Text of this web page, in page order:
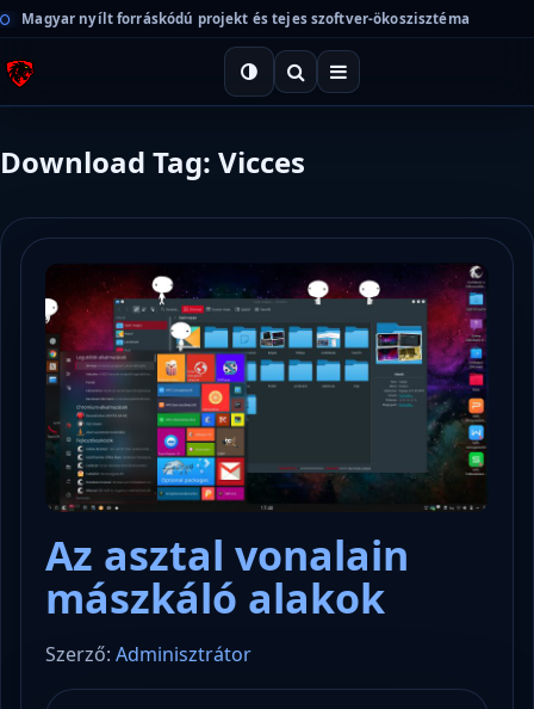
Magyar nyílt forráskódú projekt és tejes szoftver-ökoszisztéma
Download Tag: Vicces
Az asztal vonalain
mászkáló alakok
Szerző: Adminisztrátor